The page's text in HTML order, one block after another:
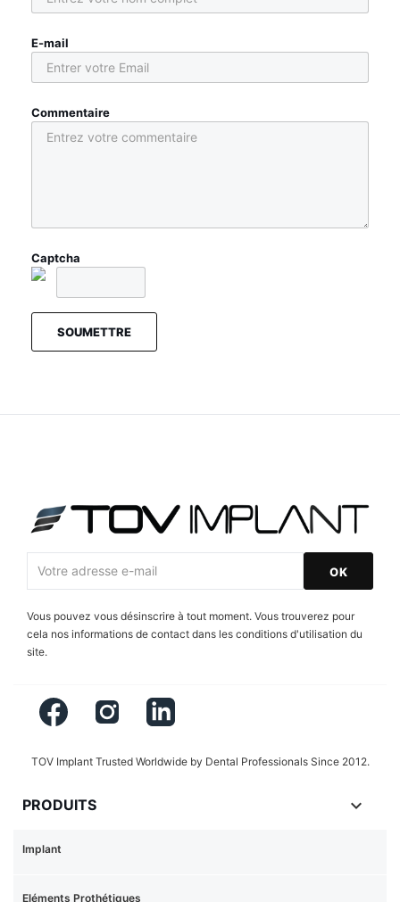
E-mail
Commentaire
Captcha
SOUMETTRE
Vous pouvez vous désinscrire à tout moment. Vous trouverez pour
cela nos informations de contact dans les conditions d'utilisation du
site.
Instagram
TOV Implant Trusted Worldwide by Dental Professionals Since 2012.
PRODUITS 
Eléments Prothétiques
Implant